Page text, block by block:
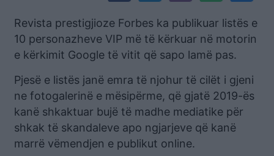
Revista prestigjioze Forbes ka publikuar listës e
10 personazheve VIP më të kërkuar në motorin
e kërkimit Google të vitit që sapo lamë pas.
Pjesë e listës janë emra të njohur të cilët i gjeni
ne fotogalerinë e mësipërme, që gjatë 2019-ës
kanë shkaktuar bujë të madhe mediatike për
shkak të skandaleve apo ngjarjeve që kanë
marrë vëmendjen e publikut online.